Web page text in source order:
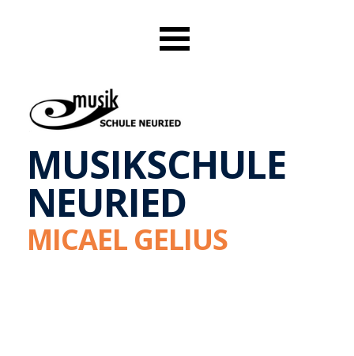
MUSIKSCHULE
NEURIED
MICAEL GELIUS